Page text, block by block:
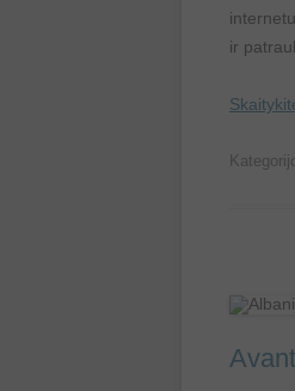
ir